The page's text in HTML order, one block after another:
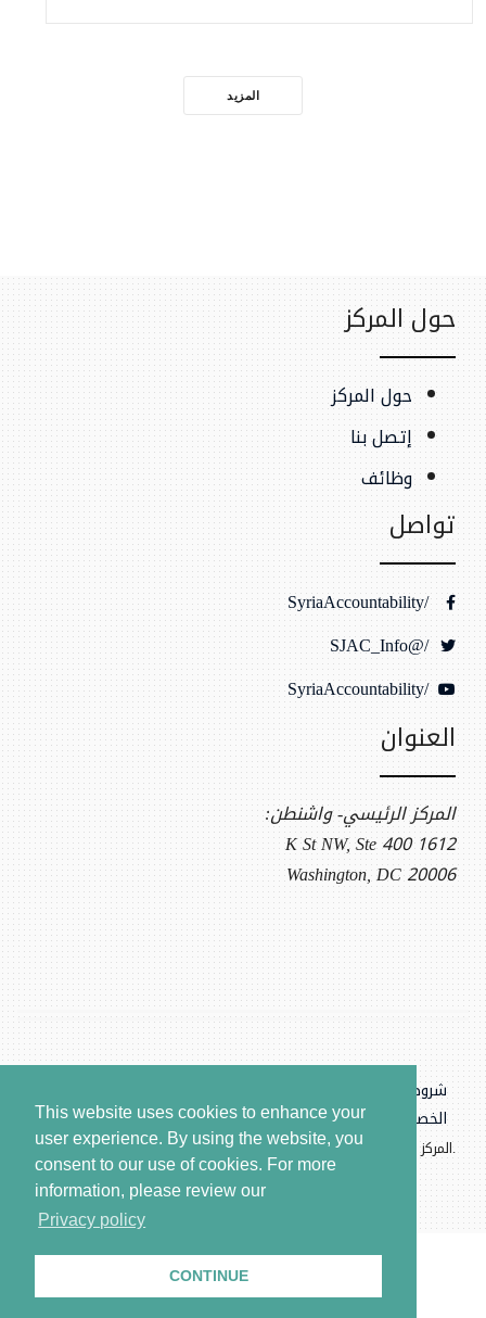
This website uses cookies to enhance your
user experience. By using the website, you
consent to our use of cookies. For more
information, please review our
Privacy policy
CONTINUE
المزيد
حول المركز
حول المركز
إتصل بنا
وظائف
تواصل
/SyriaAccountability
/@SJAC_Info
/SyriaAccountability
العنوان
المركز الرئيسي- واشنطن:
1612 K St NW, Ste 400
Washington, DC 20006
شروط الاستخدام وسياسة
الخصوصية
الموقع
النشر
.المركز السوري للعدالة والمساءلة، جميع الحقوق محفوظة © ٢٠٢٦